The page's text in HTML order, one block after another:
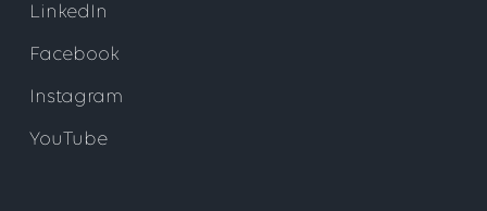
LinkedIn
Facebook
Instagram
YouTube